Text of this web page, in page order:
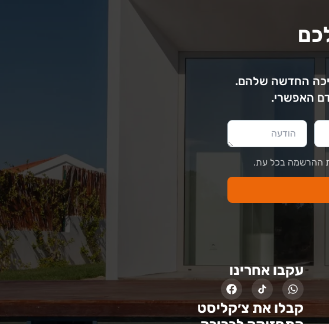
החדשה שלהם.
האפשרי.
את ההרשמה בכל עת.
עקבו אחרינו
קבלו את צ׳קליסט